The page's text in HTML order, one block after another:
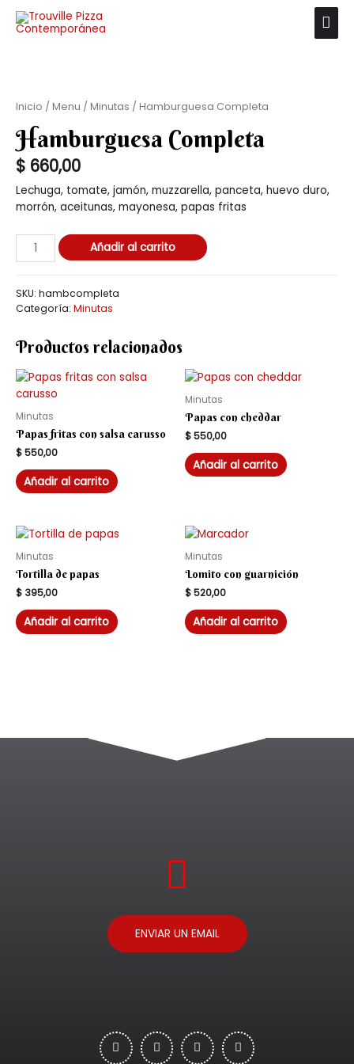
Inicio / Menu / Minutas / Hamburguesa Completa
Hamburguesa Completa
$ 660,00
Lechuga, tomate, jamón, muzzarella, panceta, huevo duro,
morrón, aceitunas, mayonesa, papas fritas
Añadir al carrito
SKU: hambcompleta
Categoría: Minutas
Productos relacionados
Minutas
Papas fritas con salsa carusso
$550,00
Añadir al carrito
Minutas
Papas con cheddar
$550,00
Añadir al carrito
Minutas
Tortilla de papas
$ 395,00
Añadir al carrito
Minutas
Lomito con guarnición
$520,00
Añadir al carrito
ENVIAR UN EMAIL